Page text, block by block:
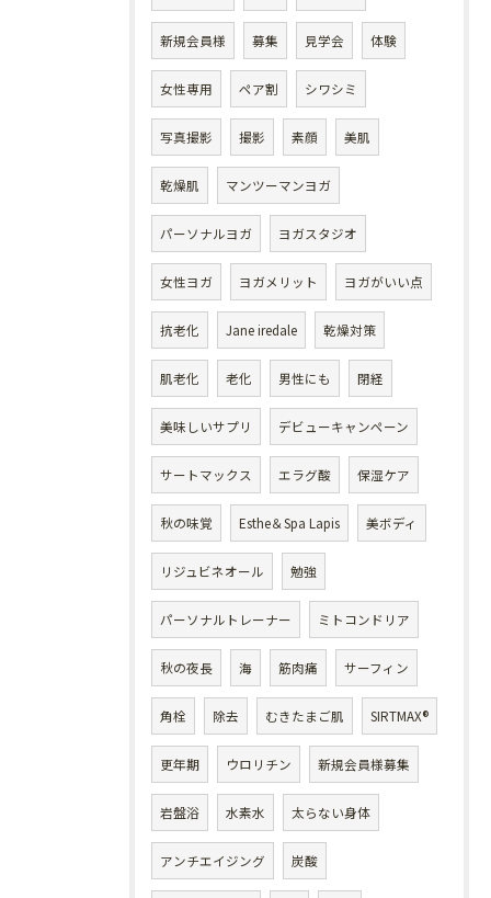
新規会員様 募集 見学会 体験
女性専用 ペア割 シワシミ
写真撮影 撮影 素顔 美肌
乾燥肌 マンツーマンヨガ
パーソナルヨガ ヨガスタジオ
女性ヨガ ヨガメリット ヨガがいい点
抗老化 Jane iredale 乾燥対策
肌老化 老化 男性にも 閉経
美味しいサプリ デビューキャンペーン
サートマックス エラグ酸 保湿ケア
秋の味覚 Esthe＆Spa Lapis 美ボディ
リジュビネオール 勉強
パーソナルトレーナー ミトコンドリア
秋の夜長 海 筋肉痛 サーフィン
角栓 除去 むきたまご肌 SIRTMAX®
更年期 ウロリチン 新規会員様募集
岩盤浴 水素水 太らない身体
アンチエイジング 炭酸